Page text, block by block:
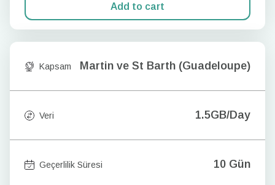
Add to cart
Kapsam Martin ve St Barth (Guadeloupe)
Veri 1.5GB/Day
Geçerlilik Süresi 10 Gün